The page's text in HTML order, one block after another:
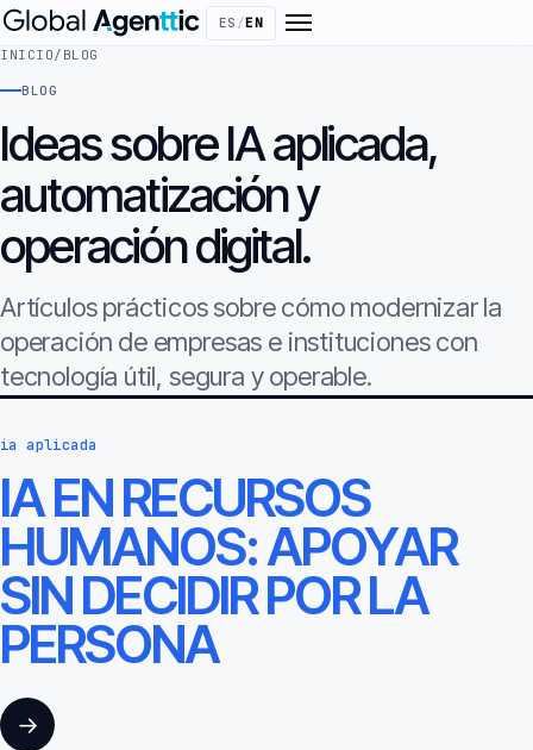
ES /EN
INICIO/ BLOG
BLOG
Ideas sobre IA aplicada,
automatización y
operación digital.
Artículos prácticos sobre cómo modernizar la
operación de empresas e instituciones con
tecnología útil, segura y operable.
ia aplicada
IA EN RECURSOS
HUMANOS: APOYAR
SIN DECIDIR POR LA
PERSONA
→